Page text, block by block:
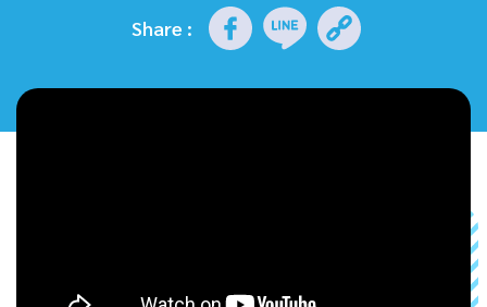
รายการย้อนหลังShare :